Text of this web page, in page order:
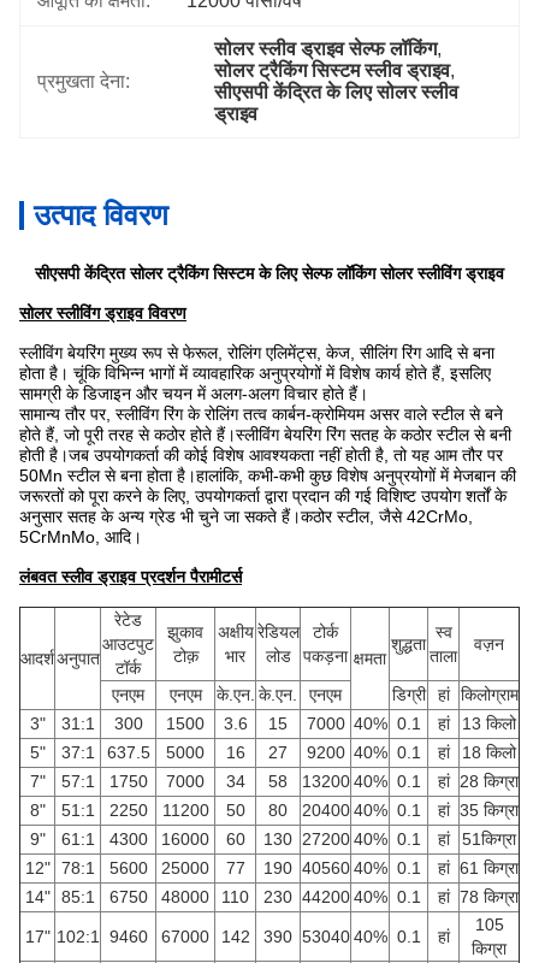
प्रमुखता देना:
सोलर स्लीव ड्राइव सेल्फ लॉकिंग,
सोलर ट्रैकिंग सिस्टम स्लीव ड्राइव,
सीएसपी केंद्रित के लिए सोलर स्लीव
ड्राइव
उत्पाद विवरण
सीएसपी केंद्रित सोलर ट्रैकिंग सिस्टम के लिए सेल्फ लॉकिंग सोलर स्लीविंग ड्राइव
सोलर स्लीविंग ड्राइव विवरण
स्लीविंग बेयरिंग मुख्य रूप से फेरूल, रोलिंग एलिमेंट्स, केज, सीलिंग रिंग आदि से बना
होता है। चूंकि विभिन्न भागों में व्यावहारिक अनुप्रयोगों में विशेष कार्य होते हैं, इसलिए
सामग्री के डिजाइन और चयन में अलग-अलग विचार होते हैं।
सामान्य तौर पर, स्लीविंग रिंग के रोलिंग तत्व कार्बन-क्रोमियम असर वाले स्टील से बने
होते हैं, जो पूरी तरह से कठोर होते हैं।स्लीविंग बेयरिंग रिंग सतह के कठोर स्टील से बनी
होती है।जब उपयोगकर्ता की कोई विशेष आवश्यकता नहीं होती है, तो यह आम तौर पर
50Mn स्टील से बना होता है।हालांकि, कभी-कभी कुछ विशेष अनुप्रयोगों में मेजबान की
जरूरतों को पूरा करने के लिए, उपयोगकर्ता द्वारा प्रदान की गई विशिष्ट उपयोग शर्तों के
अनुसार सतह के अन्य ग्रेड भी चुने जा सकते हैं।कठोर स्टील, जैसे 42CrMo,
5CrMnMo, आदि।
लंबवत स्लीव ड्राइव प्रदर्शन पैरामीटर्स
आदर्शअनुपात
रेटेड
आउटपुट
टॉर्क
झुकाव
टोक़
अक्षीय
भार
रेडियल
लोड
टोर्क
पकड़ना क्षमता
शुद्धता
स्व
ताला
वज़न
एनएम एनएम के.एन. के.एन. एनएम डिग्री हां किलोग्राम
3"
31:1 300 1500 3.6 15 7000 40% 0.1 हां
13 किलो
5"
37:1 637.5 5000 16 27 9200 40% 0.1 हां
18 किलो
7"
57:1 1750 7000 34 58 13200 40% 0.1 हां 28 किग्रा
8"
51:1 2250 11200 50 80 20400 40% 0.1 हां 35 किग्रा
9"
61:1 4300 16000 60 130 27200 40% 0.1 हां
51किग्रा
12" 78:1 5600 25000 77 190 40560 40% 0.1 हां 61 किग्रा
14" 85:1 6750 48000 110 230 44200 40% 0.1 हां 78 किग्रा
17" 102:1 9460 67000 142 390 53040 40% 0.1 हां
105
किग्रा